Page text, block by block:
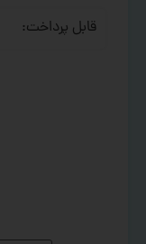
قابل پرداخت: